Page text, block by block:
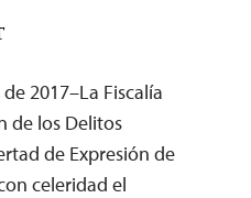
2017–La Fiscalía
de los Delitos
de Expresión de
celeridad el